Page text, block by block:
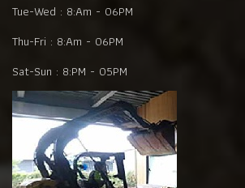
Tue-Wed : 8:Am - 06PM
Thu-Fri : 8:Am - 06PM
Sat-Sun : 8:PM - 05PM